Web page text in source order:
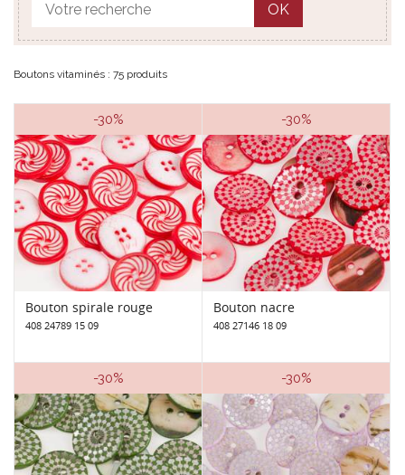
OK
Boutons vitaminés : 75 produits
-30%
Bouton spirale rouge
408 24789 15 09
-30%
Bouton nacre
408 27146 18 09
-30% -30%